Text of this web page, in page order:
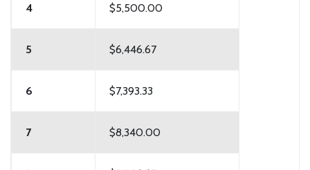
4 $5,500.00
5 $6,446.67
6 $7,393.33
7 $8,340.00